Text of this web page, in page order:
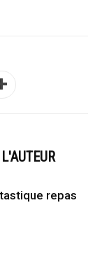
repas